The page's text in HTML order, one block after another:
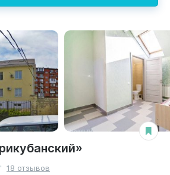
18 отзывов